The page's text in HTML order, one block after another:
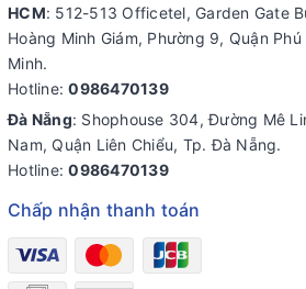
HCM: 512-513 Officetel, Garden Gate
Hoàng Minh Giám, Phường 9, Quận
Minh.
Hotline:0986470139
Đà Nẵng: Shophouse 304, Đường Mê
Nam, Quận Liên Chiểu, Tp. Đà Nẵng.
Hotline:0986470139
Chấp nhận thanh toán